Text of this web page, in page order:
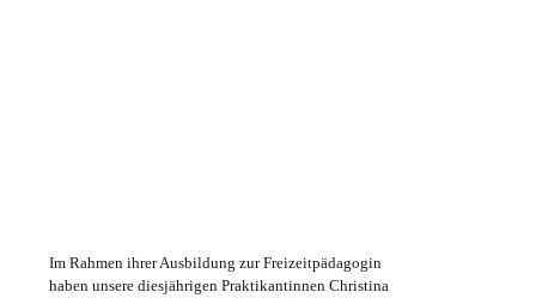
Im Rahmen ihrer Ausbildung zur Freizeitpädagogin
haben unsere diesjährigen Praktikantinnen Christina